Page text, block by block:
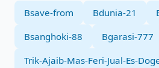
Bsave-from Bdunia-21
Bsanghoki-88
Bgarasi-777
Trik-Ajaib-Mas-Feri-Jual-Es-